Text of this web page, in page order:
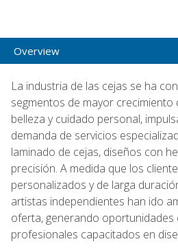
Overview
La industria de las cejas se ha
segmentos de mayor
belleza y cuidado personal,
demanda de servicios
laminado de cejas, diseños con
precisión. A medida que los
personalizados y de larga
artistas independientes han ido
oferta, generando oportunidades
profesionales capacitados en